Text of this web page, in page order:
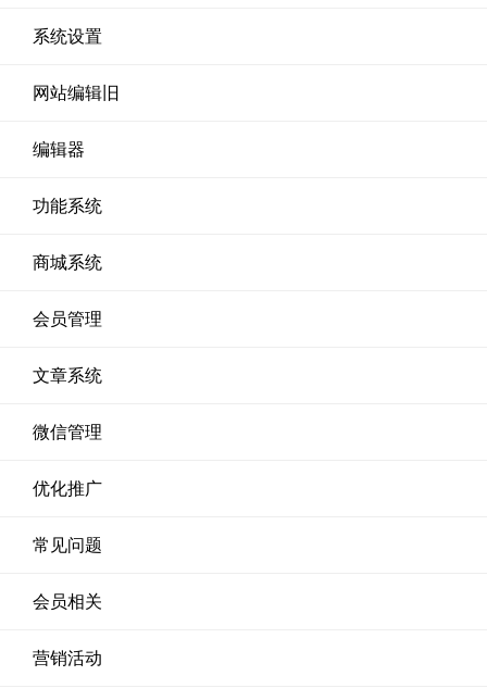
系统设置
网站编辑旧
编辑器
功能系统
商城系统
会员管理
文章系统
微信管理
优化推广
常见问题
会员相关
营销活动